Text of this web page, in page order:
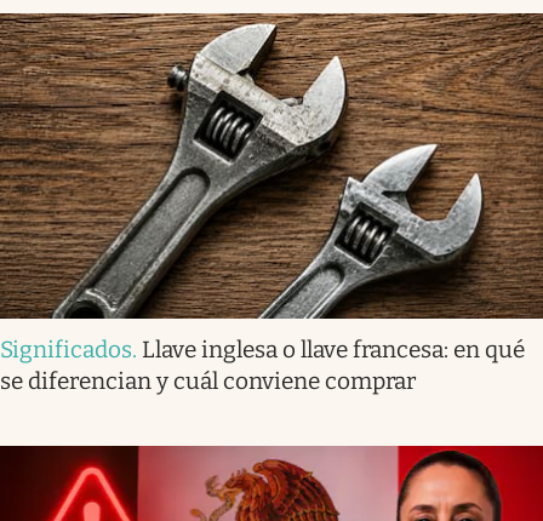
Significados. Llave inglesa o llave francesa: en qué
se diferencian y cuál conviene comprar